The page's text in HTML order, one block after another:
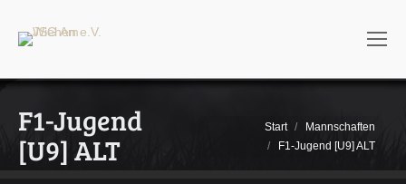
F1-Jugend
[U9] ALT
Sie befinden sich hier:
Start
Mannschaften
F1-Jugend [U9] ALT